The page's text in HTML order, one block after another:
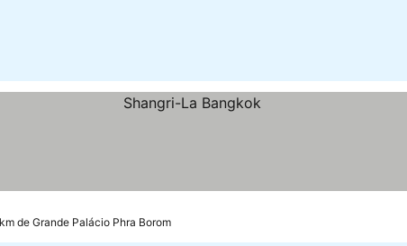
de Grande Palácio Phra Borom